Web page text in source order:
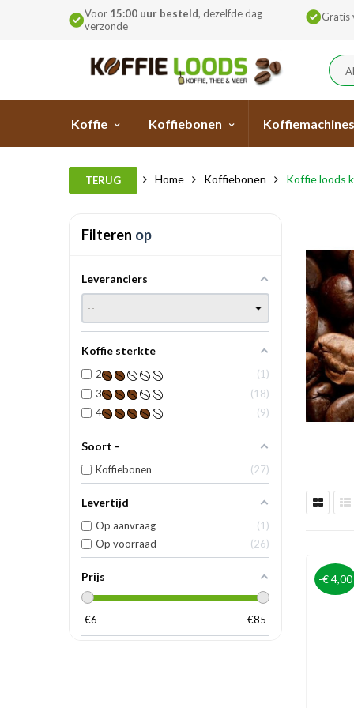
Voor 15:00 uur besteld, dezelfde dag
verzonde
Gratis
Koffie Koffiebonen Koffiemachines
TERUG Home Koffiebonen Koffie loods
Filteren op
Leveranciers
Koffie sterkte
2
1
3
18
4
9
Soort -
Koffiebonen 27
Levertijd
Op aanvraag
1
Op voorraad
26
Prijs
€6 €85
-€ 4,00